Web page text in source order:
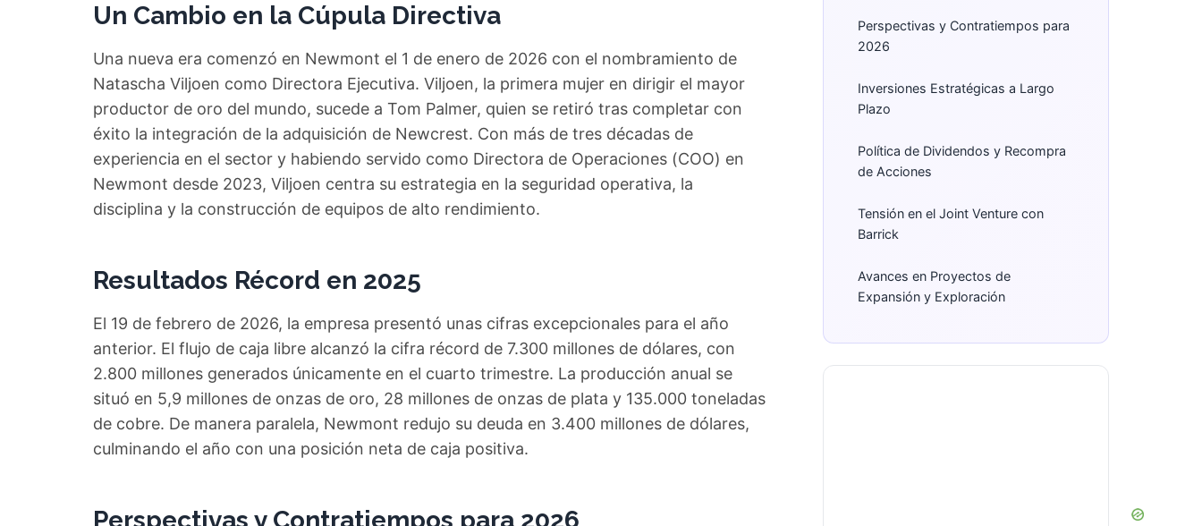
Un Cambio en la Cúpula Directiva
Una nueva era comenzó en Newmont el 1 de enero de 2026 con el nombramiento de
Natascha Viljoen como Directora Ejecutiva. Viljoen, la primera mujer en dirigir el mayor
productor de oro del mundo, sucede a Tom Palmer, quien se retiró tras completar con
éxito la integración de la adquisición de Newcrest. Con más de tres décadas de
experiencia en el sector y habiendo servido como Directora de Operaciones (COO) en
Newmont desde 2023, Viljoen centra su estrategia en la seguridad operativa, la
disciplina y la construcción de equipos de alto rendimiento.
Resultados Récord en 2025
El 19 de febrero de 2026, la empresa presentó unas cifras excepcionales para el año
anterior. El flujo de caja libre alcanzó la cifra récord de 7.300 millones de dólares, con
2.800 millones generados únicamente en el cuarto trimestre. La producción anual se
situó en 5,9 millones de onzas de oro, 28 millones de onzas de plata y 135.000 toneladas
de cobre. De manera paralela, Newmont redujo su deuda en 3.400 millones de dólares,
culminando el año con una posición neta de caja positiva.
Perspectivas y Contratiempos para
2026
Inversiones Estratégicas a Largo
Plazo
Política de Dividendos y Recompra
de Acciones
Tensión en el Joint Venture con
Barrick
Avances en Proyectos de
Expansión y Exploración